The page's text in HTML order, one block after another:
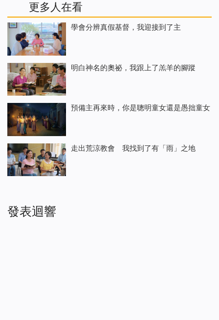
更多人在看
學會分辨真假基督，我迎接到了主
明白神名的奧祕，我跟上了羔羊的腳蹤
預備主再來時，你是聰明童女還是愚拙童女
走出荒涼教會 我找到了有「雨」之地
發表迴響